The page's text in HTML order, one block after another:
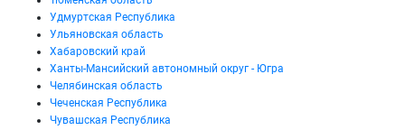
Удмуртская Республика
Ульяновская область
Хабаровский край
Ханты-Мансийский автономный округ - Югра
Челябинская область
Чеченская Республика
Чувашская Республика